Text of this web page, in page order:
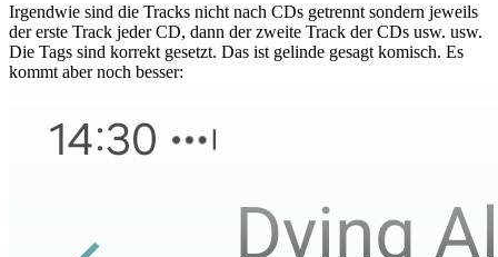
Irgendwie sind die Tracks nicht nach CDs getrennt sondern jeweils
der erste Track jeder CD, dann der zweite Track der CDs usw. usw.
Die Tags sind korrekt gesetzt. Das ist gelinde gesagt komisch. Es
kommt aber noch besser: